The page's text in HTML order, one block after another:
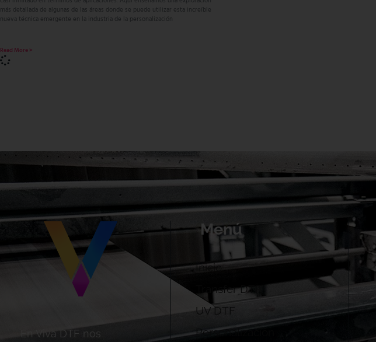
más detallada de algunas de las áreas donde se puede utilizar esta increíble
nueva técnica emergente en la industria de la personalización
Read More >
En Viva DTF nos
Menú
Inicio
Transfer DTF
UV DTF
Personalización